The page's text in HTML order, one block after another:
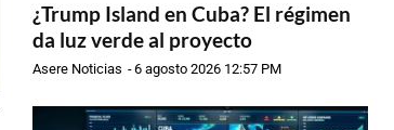
¿Trump Island en Cuba? El régimen
da luz verde al proyecto
Asere Noticias -6 agosto 2026 12:57 PM